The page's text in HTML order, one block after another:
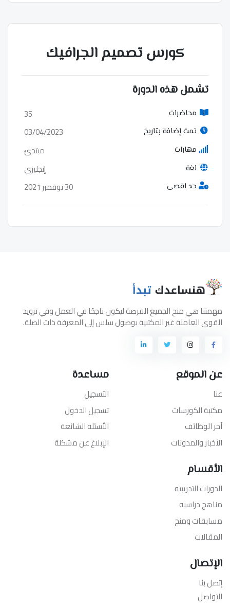
كورس تصميم الجرافيك
تشمل هذه الدورة
محاضرات 35
تمت إضافة بتاريخ 03/04/2023
مهارات مبتدئ
لغة إنجليزي
حد اقصى 30 نوفمبر 2021
مهمتنا هي منح الجميع الفرصة ليكون ناجحًا في العمل وفي تزويد
القوى العاملة غير المكتبية بوصول سلس إلى المعرفة ذات الصلة.
عن الموقع
عنا
مكتبة الكورسات
آخر الوظائف
الأخبار والمدونات
مساعدة
التسجيل
تسجيل الدخول
الأسئلة الشائعة
الإبلاغ عن مشكلة
الأقسام
الدورات التدريبيه
مناهج دراسيه
مسابقات ومنح
المقالات
الإتصال
إتصل بنا
للتواصل